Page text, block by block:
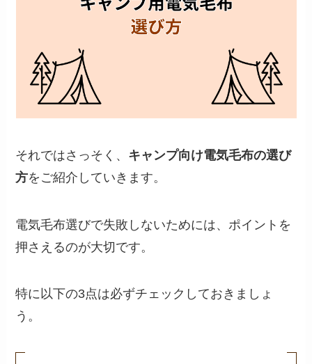
それではさっそく、 キャンプ向け電気毛布の選び
方をご紹介していきます。
電気毛布選びで失敗しないためには、ポイントを
押さえるのが大切です。
特に以下の3点は必ずチェックしておきましょ
う。